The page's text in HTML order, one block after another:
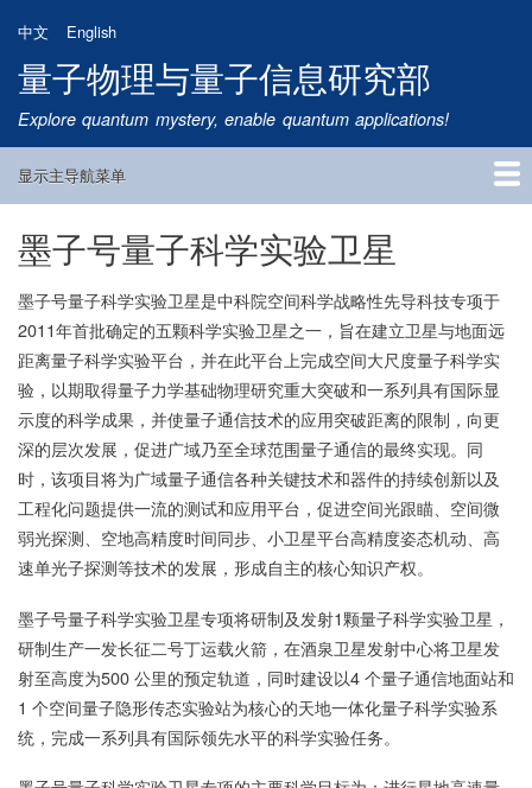
到
主
要
内
中文 English
量子物理与量子信息研究部
Explore quantum mystery, enable quantum applications!
Main
显示主导航菜单
首页
研究方向
量子卫星
团队成员
新闻动态
研究进展
学术报告
论文发表
公告通知
招生信息
相关链接
墨子号量子科学实验卫星
墨子号量子科学实验卫星是中科院空间科学战略性先导科技专项于
2011年首批确定的五颗科学实验卫星之一，旨在建立卫星与地面远
距离量子科学实验平台，并在此平台上完成空间大尺度量子科学实
验，以期取得量子力学基础物理研究重大突破和一系列具有国际显
示度的科学成果，并使量子通信技术的应用突破距离的限制，向更
深的层次发展，促进广域乃至全球范围量子通信的最终实现。同
时，该项目将为广域量子通信各种关键技术和器件的持续创新以及
工程化问题提供一流的测试和应用平台，促进空间光跟瞄、空间微
弱光探测、空地高精度时间同步、小卫星平台高精度姿态机动、高
速单光子探测等技术的发展，形成自主的核心知识产权。
墨子号量子科学实验卫星专项将研制及发射1颗量子科学实验卫星，
研制生产一发长征二号丁运载火箭，在酒泉卫星发射中心将卫星发
射至高度为500 公里的预定轨道，同时建设以4 个量子通信地面站和
1 个空间量子隐形传态实验站为核心的天地一体化量子科学实验系
统，完成一系列具有国际领先水平的科学实验任务。